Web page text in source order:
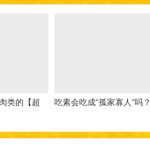
类的【超
吃素会吃成“孤家寡人”吗？